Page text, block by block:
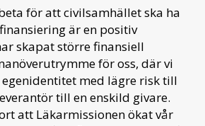
för att civilsamhället ska ha
är en positiv
skapat större finansiell
för oss, där vi
med lägre risk till
till en enskild givare.
att Läkarmissionen ökat vår